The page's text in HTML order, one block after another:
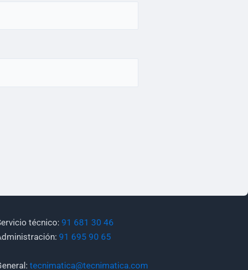
técnico: 91 681 30 46
91 695 90 65
tecnimatica@tecnimatica.com